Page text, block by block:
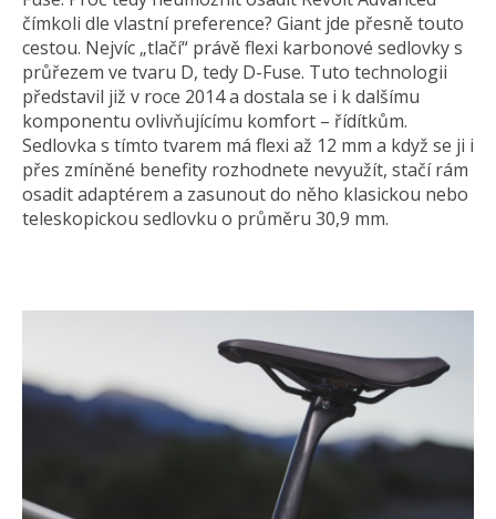
čímkoli dle vlastní preference? Giant jde přesně touto
cestou. Nejvíc „tlačí“ právě flexi karbonové sedlovky s
průřezem ve tvaru D, tedy D-Fuse. Tuto technologii
představil již v roce 2014 a dostala se i k dalšímu
komponentu ovlivňujícímu komfort – řídítkům.
Sedlovka s tímto tvarem má flexi až 12 mm a když se ji i
přes zmíněné benefity rozhodnete nevyužít, stačí rám
osadit adaptérem a zasunout do něho klasickou nebo
teleskopickou sedlovku o průměru 30,9 mm.